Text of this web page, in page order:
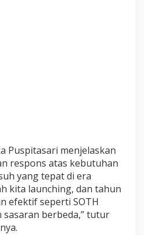
Puspitasari menjelaskan
respons atas kebutuhan
yang tepat di era
kita launching, dan tahun
efektif seperti SOTH
berbeda,” tutur